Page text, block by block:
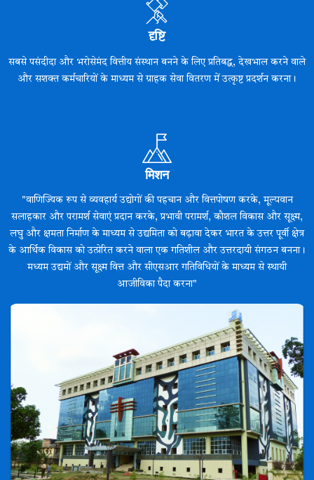
दृष्टि
सबसे पसंदीदा और भरोसेमंद वित्तीय संस्थान बनने के लिए प्रतिबद्ध, देखभाल करने वाले
और सशक्त कर्मचारियों के माध्यम से ग्राहक सेवा वितरण में उत्कृष्ट प्रदर्शन करना।
मिशन
"वाणिज्यिक रूप से व्यवहार्य उद्योगों की पहचान और वित्तपोषण करके, मूल्यवान
सलाहकार और परामर्श सेवाएं प्रदान करके, प्रभावी परामर्श, कौशल विकास और सूक्ष्म,
लघु और क्षमता निर्माण के माध्यम से उद्यमिता को बढ़ावा देकर भारत के उत्तर पूर्वी क्षेत्र
के आर्थिक विकास को उत्प्रेरित करने वाला एक गतिशील और उत्तरदायी संगठन बनना।
मध्यम उद्यमों और सूक्ष्म वित्त और सीएसआर गतिविधियों के माध्यम से स्थायी
आजीविका पैदा करना"